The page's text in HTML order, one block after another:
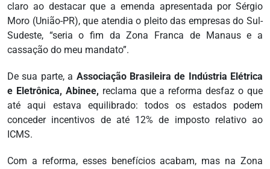
claro ao destacar que a emenda apresentada por Sérgio
Moro (União-PR), que atendia o pleito das empresas do Sul-
Sudeste, “seria o fim da Zona Franca de Manaus e a
cassação do meu mandato”.
De sua parte, a Associação Brasileira de Indústria Elétrica
e Eletrônica, Abinee, reclama que a reforma desfaz o que
até aqui estava equilibrado: todos os estados podem
conceder incentivos de até 12% de imposto relativo ao
ICMS.
Com a reforma, esses benefícios acabam, mas na Zona